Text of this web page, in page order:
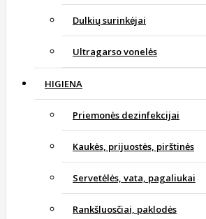
Dulkių surinkėjai
Ultragarso vonelės
HIGIENA
Priemonės dezinfekcijai
Kaukės, prijuostės, pirštinės
Servetėlės, vata, pagaliukai
Rankšluosčiai, paklodės